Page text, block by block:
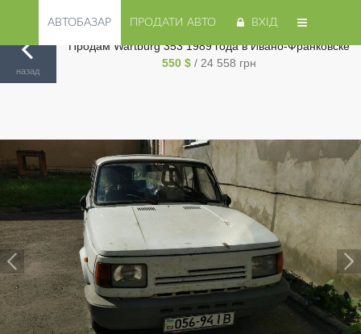
АВТОБАЗАР ПРОДАТИ АВТО ВХІД
Ивано-Франковск/Wartburg
назад
Продам Wartburg 353 1989 года в Ивано-Франковске
550 $ / 24 558 грн